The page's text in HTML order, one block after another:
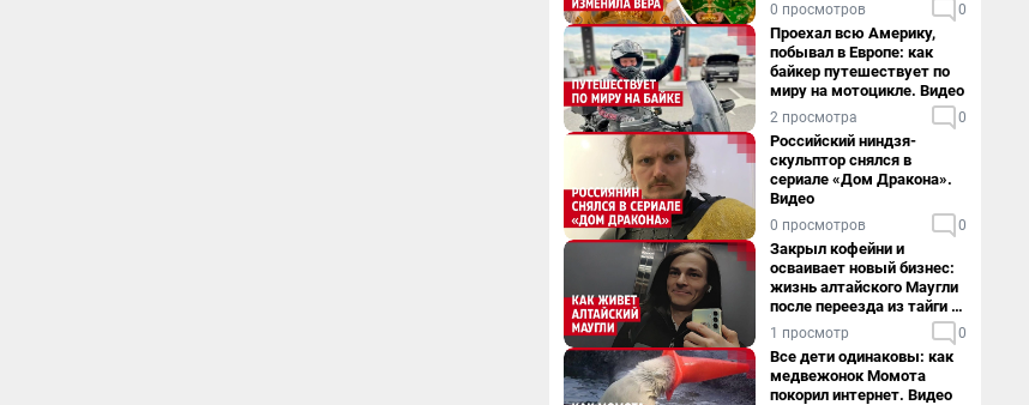
0 просмотров 0
Проехал всю Америку,
побывал в Европе: как
байкер путешествует по
миру на мотоцикле. Видео
2 просмотра 0
Российский ниндзя-
скульптор снялся в
сериале «Дом Дракона».
Видео
0 просмотров 0
Закрыл кофейни и
осваивает новый бизнес:
жизнь алтайского Маугли
после переезда из тайги в
столицу
1 просмотр 0
Все дети одинаковы: как
медвежонок Момота
покорил интернет. Видео